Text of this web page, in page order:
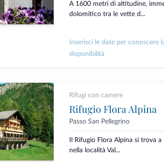
A 1600 metri di altitudine,
dolomitico tra le vette d...
Inserisci le date per conoscere
disponibilità
Rifugi con camere
Rifugio Flora Alpina
Passo San Pellegrino
Il Rifugio Flora Alpina si trova
nella località Val...